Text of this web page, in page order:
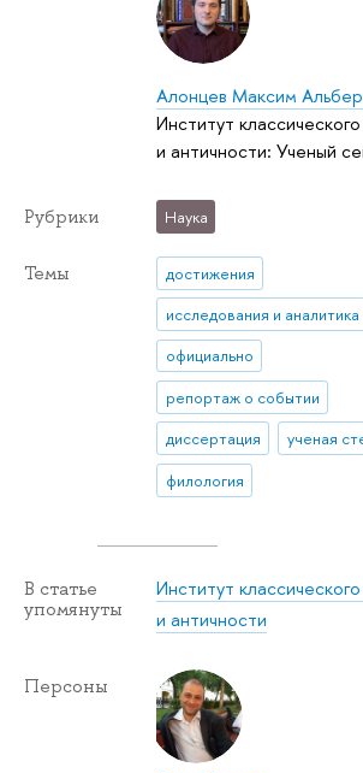
Алонцев Максим
Институт
и античности: Ученый
Рубрики Наука
Темы
достижения
исследования и аналитика
официально
репортаж о событии
диссертация
ученая
филология
В статье
упомянуты
Институт
и античности
Персоны